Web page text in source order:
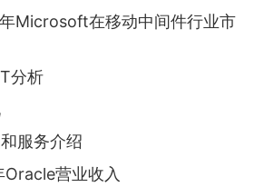
Microsoft在移动中间件行业市
分析
服务介绍
营业收入